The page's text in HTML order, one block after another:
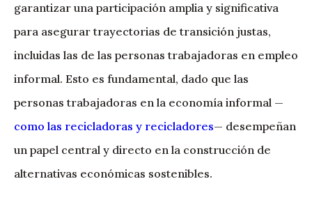
garantizar una participación amplia y significativa
para asegurar trayectorias de transición justas,
incluidas las de las personas trabajadoras en empleo
informal. Esto es fundamental, dado que las
personas trabajadoras en la economía informal —
como las recicladoras y recicladores— desempeñan
un papel central y directo en la construcción de
alternativas económicas sostenibles.